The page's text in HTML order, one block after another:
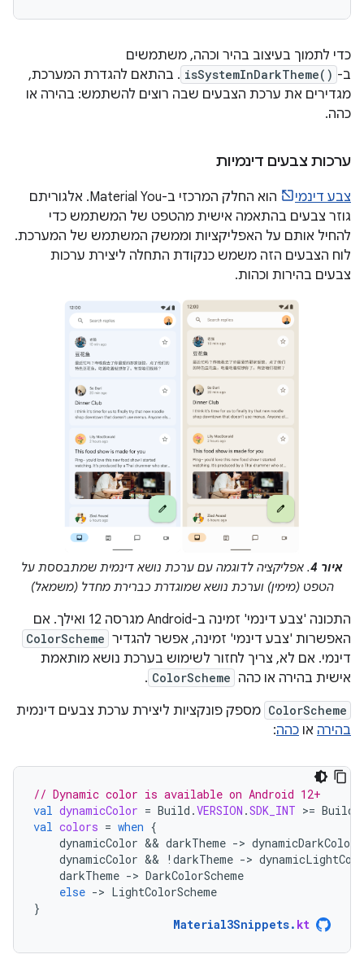
כדי לתמוך בעיצוב בהיר וכהה, משתמשים
ב- isSystemInDarkTheme() . בהתאם להגדרת המערכת,
מגדירים את ערכת הצבעים שבה רוצים להשתמש: בהירה או
כהה.
ערכות צבעים דינמיות
צבע דינמי
הוא החלק המרכזי ב-Material You. אלגוריתם
גוזר צבעים בהתאמה אישית מהטפט של המשתמש כדי
להחיל אותם על האפליקציות וממשק המשתמש של המערכת.
לוח הצבעים הזה משמש כנקודת התחלה ליצירת ערכות
צבעים בהירות וכהות.
איור 4
. אפליקציה לדוגמה עם ערכת נושא דינמית שמתבססת על
הטפט (מימין) וערכת נושא שמוגדרת כברירת מחדל (משמאל)
התכונה 'צבע דינמי' זמינה ב-Android מגרסה 12 ואילך. אם
האפשרות 'צבע דינמי' זמינה, אפשר להגדיר ColorScheme
דינמי. אם לא, צריך לחזור לשימוש בערכת נושא מותאמת
אישית בהירה או כהה ColorScheme
.
ColorScheme מספק פונקציות ליצירת ערכת צבעים דינמית
בהירה או כהה:
// Dynamic color is available on Android 12+
val dynamicColor = Build .VERSION .SDK_INT >= Build
val colors = when {
dynamicColor && darkTheme ->
dynamicColor && ! darkTheme ->
darkTheme -> DarkColorScheme
else -> LightColorScheme
}
Material3Snippets. kt